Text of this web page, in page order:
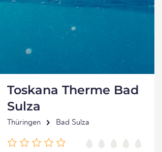
Toskana Therme Bad
Sulza
Thüringen Bad Sulza